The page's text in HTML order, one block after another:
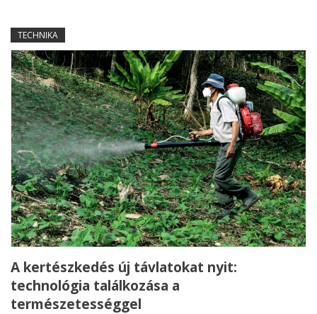
TECHNIKA
A kertészkedés új távlatokat nyit:
technológia találkozása a
természetességgel